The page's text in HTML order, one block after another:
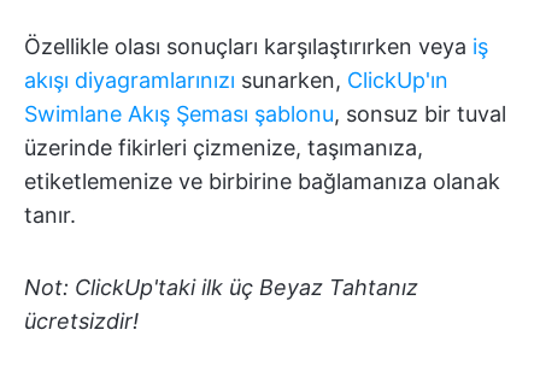
Özellikle olası sonuçları karşılaştırırken veya iş
akışı diyagramlarınızı sunarken, ClickUp'ın
Swimlane Akış Şeması şablonu, sonsuz bir tuval
üzerinde fikirleri çizmenize, taşımanıza,
etiketlemenize ve birbirine bağlamanıza olanak
tanır.
Not: ClickUp'taki ilk üç Beyaz Tahtanız
ücretsizdir!